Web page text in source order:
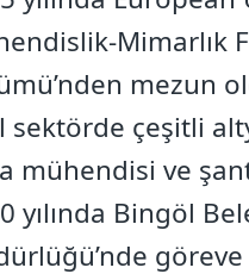
Mimarlık
mezun
sektörde çeşitli
mühendisi ve
yılında Bingöl
göreve